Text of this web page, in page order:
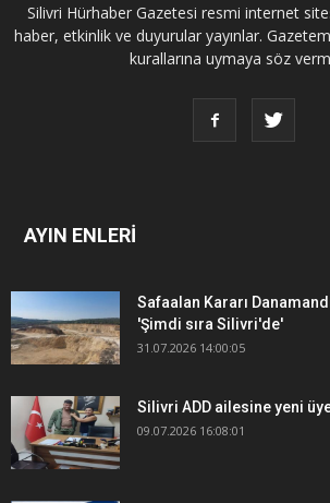
Silivri Hürhaber Gazetesi resmi internet
haber, etkinlik ve duyurular yayınlar.
kurallarına uymaya söz
AYIN ENLERİ
Safaalan Kararı
'Şimdi sıra Silivri'de'
31.07.2026 14:00:05
Silivri ADD ailesine yeni
09.07.2026 16:08:01